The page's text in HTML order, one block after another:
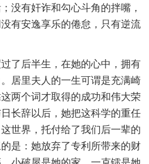
没有奸诈和勾心斗角的拌嘴，
有安逸享乐的倦怠，只有逆流
了后半生，在她的心中，拥有
居里夫人的一生可谓是充满崎
两个词才取得的成功和伟大荣
长辞以后，她把这科学的重任
世界，托付给了我们后一辈的
是：她放弃了专利所带来的财